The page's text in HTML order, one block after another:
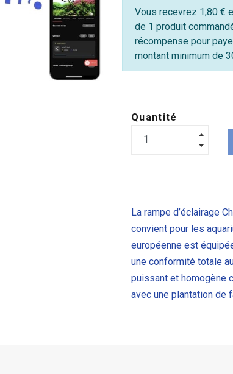
Vous recevrez 1,80 €
de 1 produit
récompense pour
montant minimum de
Quantité
La rampe d’éclairage
convient pour les
européenne est
une conformité totale
puissant et homogène
avec une plantation de